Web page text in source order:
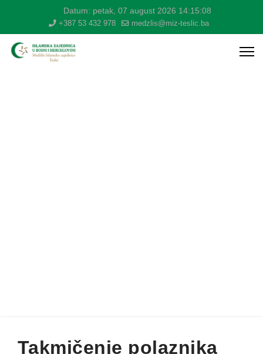
Datum: petak, 07 august 2026 14:15:09
+387 53 432 978 medzlis@miz-teslic.ba
Takmičenje polaznika